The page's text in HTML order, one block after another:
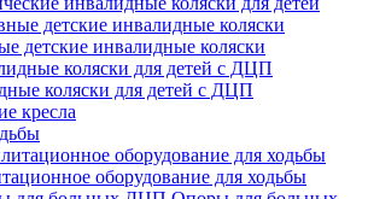
детские инвалидные коляски
коляски для детей с ДЦП
кресла
оборудование для ходьбы